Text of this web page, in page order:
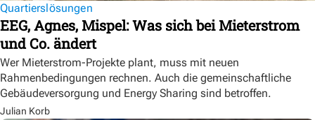
Quartierslösungen
EEG, Agnes, Mispel: Was sich bei Mieterstrom
und Co. ändert
Wer Mieterstrom-Projekte plant, muss mit neuen
Rahmenbedingungen rechnen. Auch die gemeinschaftliche
Gebäudeversorgung und Energy Sharing sind betroffen.
Julian Korb